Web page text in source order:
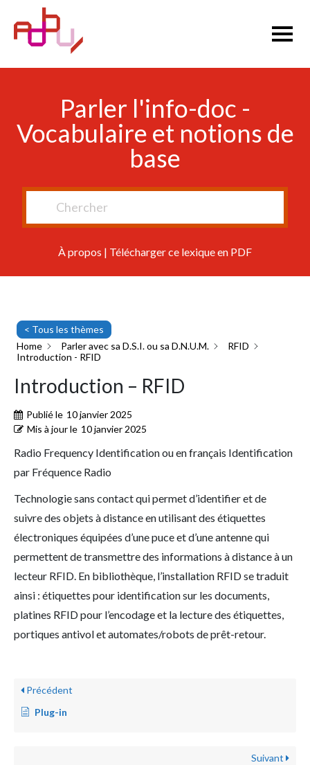
Parler l'info-doc -
Vocabulaire et notions de
base
À propos | Télécharger ce lexique en PDF
< Tous les thèmes
Home
Parler avec sa D.S.I. ou sa D.N.U.M.
RFID
Introduction - RFID
Introduction – RFID
Publié le 10 janvier 2025
Mis à jour le 10 janvier 2025
Radio Frequency Identification ou en français Identification
par Fréquence Radio
Technologie sans contact qui permet d’identifier et de
suivre des objets à distance en utilisant des étiquettes
électroniques équipées d’une puce et d’une antenne qui
permettent de transmettre des informations à distance à un
lecteur RFID. En bibliothèque, l’installation RFID se traduit
ainsi : étiquettes pour identification sur les documents,
platines RFID pour l’encodage et la lecture des étiquettes,
portiques antivol et automates/robots de prêt-retour.
Précédent
Plug-in
Suivant